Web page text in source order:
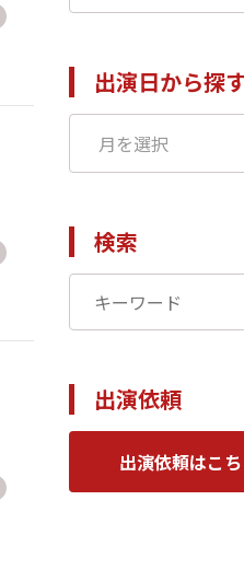
出演日から探
検索
出演依頼
出演依頼はこ